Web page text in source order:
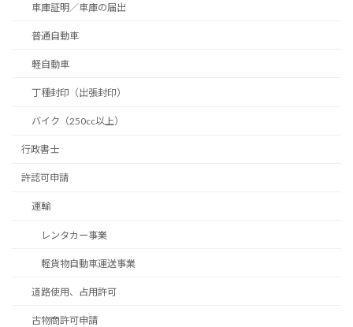
車庫証明／車庫の届出
普通自動車
軽自動車
丁種封印（出張封印）
バイク（250cc以上）
行政書士
許認可申請
運輸
レンタカー事業
軽貨物自動車運送事業
道路使用、占用許可
古物商許可申請